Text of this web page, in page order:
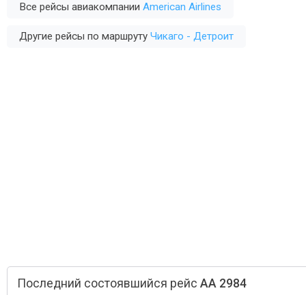
Все рейсы авиакомпании American Airlines
Другие рейсы по маршруту Чикаго - Детроит
Последний состоявшийся рейс AA 2984